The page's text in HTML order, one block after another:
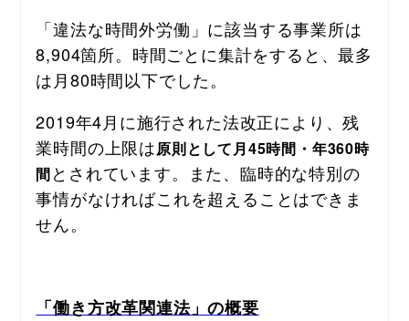
「違法な時間外労働」に該当する事業所は
8,904箇所。時間ごとに集計をすると、最多
は月80時間以下でした。
2019年4月に施行された法改正により、残
業時間の上限は原則として月45時間・年360時
間とされています。また、臨時的な特別の
事情がなければこれを超えることはできま
せん。
「働き方改革関連法」の概要